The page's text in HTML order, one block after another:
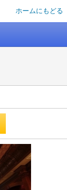
ホームにもどる